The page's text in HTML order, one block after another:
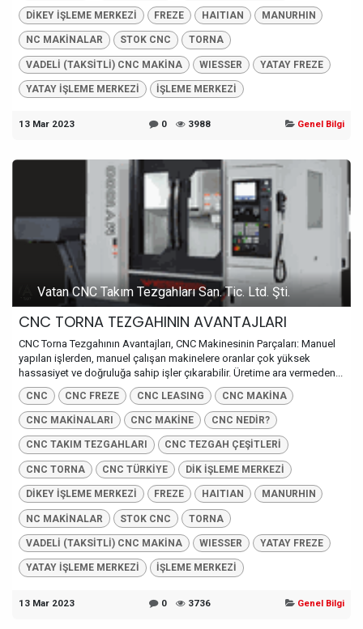
DİKEY İŞLEME MERKEZİ FREZE HAITIAN MANURHIN
NC MAKİNALAR STOK CNC TORNA
VADELİ (TAKSİTLİ) CNC MAKİNA WIESSER YATAY FREZE
YATAY İŞLEME MERKEZİ İŞLEME MERKEZİ
13 Mar 2023 0 3988 Genel Bilgi
Vatan CNC Takım Tezgahları San. Tic. Ltd. Şti.
CNC TORNA TEZGAHININ AVANTAJLARI
CNC Torna Tezgahının Avantajları, CNC Makinesinin Parçaları: Manuel
yapılan işlerden, manuel çalışan makinelere oranlar çok yüksek
hassasiyet ve doğruluğa sahip işler çıkarabilir. Üretime ara vermeden...
CNC CNC FREZE CNC LEASING CNC MAKİNA
CNC MAKİNALARI CNC MAKİNE CNC NEDİR?
CNC TAKIM TEZGAHLARI CNC TEZGAH ÇEŞİTLERİ
CNC TORNA CNC TÜRKİYE DİK İŞLEME MERKEZİ
DİKEY İŞLEME MERKEZİ FREZE HAITIAN MANURHIN
NC MAKİNALAR STOK CNC TORNA
VADELİ (TAKSİTLİ) CNC MAKİNA WIESSER YATAY FREZE
YATAY İŞLEME MERKEZİ İŞLEME MERKEZİ
13 Mar 2023 0 3736 Genel Bilgi